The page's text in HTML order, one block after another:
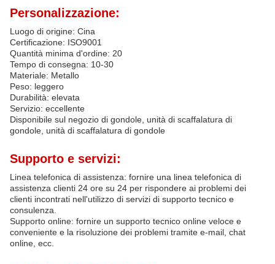
Personalizzazione:
Luogo di origine: Cina
Certificazione: ISO9001
Quantità minima d'ordine: 20
Tempo di consegna: 10-30
Materiale: Metallo
Peso: leggero
Durabilità: elevata
Servizio: eccellente
Disponibile sul negozio di gondole, unità di scaffalatura di
gondole, unità di scaffalatura di gondole
Supporto e servizi:
Linea telefonica di assistenza: fornire una linea telefonica di
assistenza clienti 24 ore su 24 per rispondere ai problemi dei
clienti incontrati nell'utilizzo di servizi di supporto tecnico e
consulenza.
Supporto online: fornire un supporto tecnico online veloce e
conveniente e la risoluzione dei problemi tramite e-mail, chat
online, ecc.